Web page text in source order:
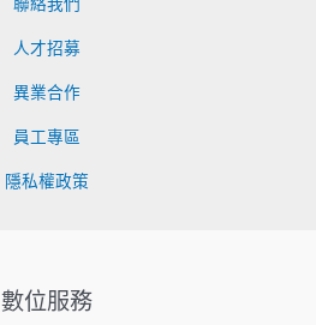
人才招募
異業合作
員工專區
隱私權政策
數位服務